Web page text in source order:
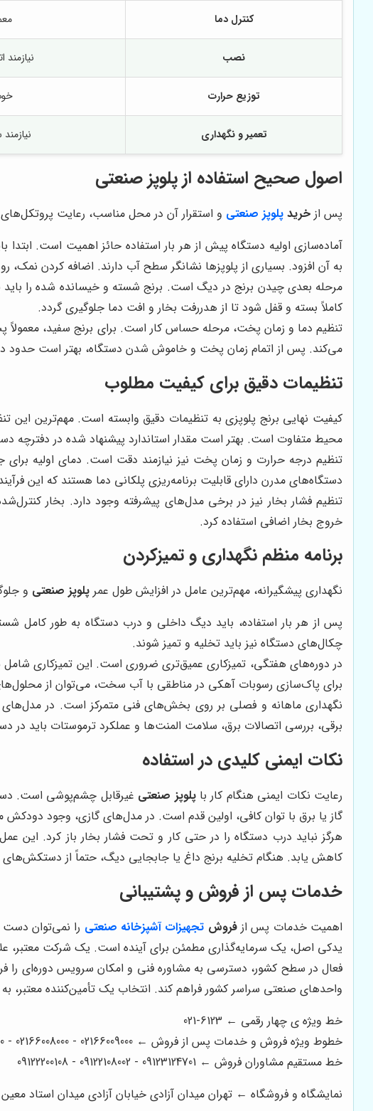
کنترل دما
نصب
توزیع حرارت
تعمیر و نگهداری
اصول صحیح استفاده از پلوپز صنعتی
پس از خرید پلوپز صنعتی و استقرار آن در محل مناسب، رعایت پروتکل‌های
آماده‌سازی اولیه دستگاه پیش از هر بار استفاده حائز اهمیت است.
به آن افزود. بسیاری از پلوپزها نشانگر سطح آب دارند. اضافه کردن
مرحله بعدی چیدن برنج در دیگ است. برنج شسته و خیسانده شده را
کاملاً بسته و قفل شود تا از هدررفت بخار و افت دما جلوگیری گردد.
تنظیم دما و زمان پخت، مرحله حساس کار است. برای برنج سفید،
می‌کند. پس از اتمام زمان پخت و خاموش شدن دستگاه، بهتر است حدود ده
تنظیمات دقیق برای کیفیت مطلوب
کیفیت نهایی برنج پلوپزی به تنظیمات دقیق وابسته است. مهم‌ترین این
محیط متفاوت است. بهتر است مقدار استاندارد پیشنهاد شده در دفترچه
تنظیم درجه حرارت و زمان پخت نیز نیازمند دقت است. دمای اولیه
دستگاه‌های مدرن دارای قابلیت برنامه‌ریزی پلکانی دما هستند که این
تنظیم فشار بخار نیز در برخی مدل‌های پیشرفته وجود دارد. بخار
خروج بخار اضافی استفاده کرد.
برنامه منظم نگهداری و تمیزکردن
نگهداری پیشگیرانه، مهم‌ترین عامل در افزایش طول عمر پلوپز صنعتی و
پس از هر بار استفاده، باید دیگ داخلی و درب دستگاه به طور کامل
چکال‌های دستگاه نیز باید تخلیه و تمیز شوند.
در دوره‌های هفتگی، تمیزکاری عمیق‌تری ضروری است. این تمیزکاری
برای پاک‌سازی رسوبات آهکی در مناطقی با آب سخت، می‌توان از
نگهداری ماهانه و فصلی بر روی بخش‌های فنی متمرکز است. در
برقی، بررسی اتصالات برق، سلامت المنت‌ها و عملکرد ترموستات باید در
نکات ایمنی کلیدی در استفاده
رعایت نکات ایمنی هنگام کار با پلوپز صنعتی غیرقابل چشم‌پوشی است.
گاز یا برق با توان کافی، اولین قدم است. در مدل‌های گازی، وجود
هرگز نباید درب دستگاه را در حتی کار و تحت فشار بخار باز کرد.
کاهش یابد. هنگام تخلیه برنج داغ یا جابجایی دیگ، حتماً از
خدمات پس از فروش و پشتیبانی
اهمیت خدمات پس از فروش تجهیزات آشپزخانه صنعتی را نمی‌توان
یدکی اصل، یک سرمایه‌گذاری مطمئن برای آینده است. یک شرکت معتبر،
فعال در سطح کشور، دسترسی به مشاوره فنی و امکان سرویس دوره‌ای را
واحدهای صنعتی سراسر کشور فراهم کند. انتخاب یک تأمین‌کننده
خط ویژه ی چهار رقمی ← 6123-021
خطوط ویژه فروش و خدمات پس از فروش ← 02166009000 - 02166008000 - 02166006600 - 02166003300 - 02166003000
خط مستقیم مشاوران فروش ← 09123124701 - 09122108002 - 09122200108
نمایشگاه و فروشگاه ← تهران میدان آزادی خیابان آزادی میدان استاد معین خیابان ۲۱ متری جی بین طوس و دامپزشکی پلاک